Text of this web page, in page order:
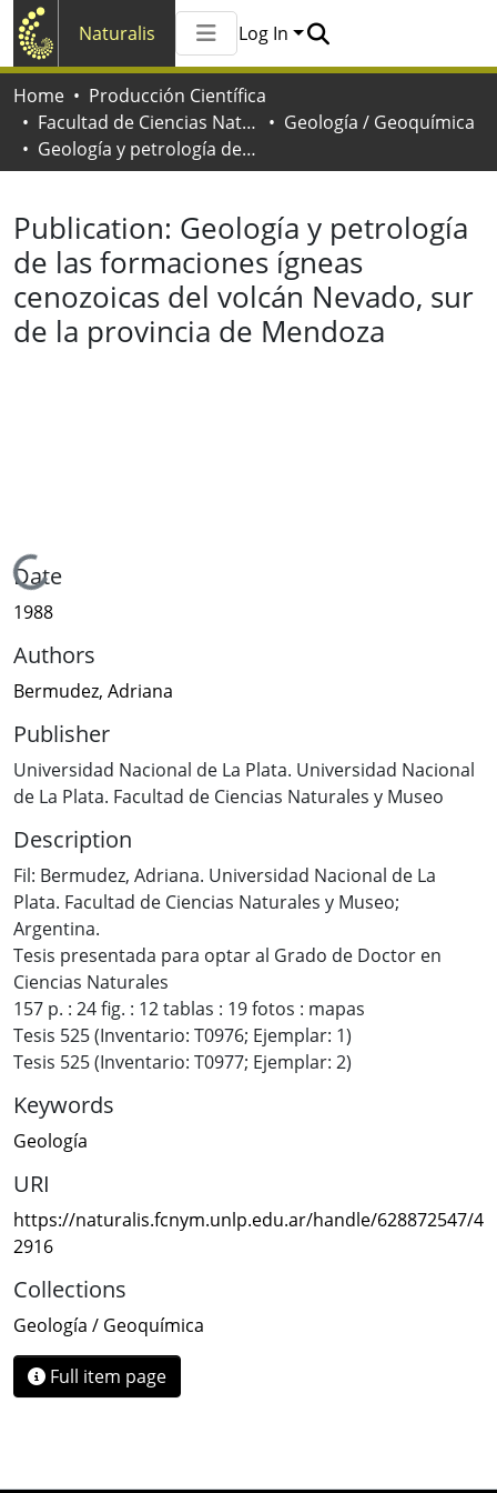
Naturalis
All of Naturalis
Log In
Home
Producción Científica
Facultad de Ciencias Naturales y Museo
Geología / Geoquímica
Geología y petrología de las formaciones ígneas cenozoicas del volcán Nevado, sur de la provincia de Mendoza
Publication: Geología y petrología
de las formaciones ígneas
cenozoicas del volcán Nevado, sur
de la provincia de Mendoza
Loading...
Date
1988
Authors
Bermudez, Adriana
Publisher
Universidad Nacional de La Plata. Universidad Nacional
de La Plata. Facultad de Ciencias Naturales y Museo
Description
Fil: Bermudez, Adriana. Universidad Nacional de La
Plata. Facultad de Ciencias Naturales y Museo;
Argentina.
Tesis presentada para optar al Grado de Doctor en
Ciencias Naturales
157 p. : 24 fig. : 12 tablas : 19 fotos : mapas
Tesis 525 (Inventario: T0976; Ejemplar: 1)
Tesis 525 (Inventario: T0977; Ejemplar: 2)
Keywords
Geología
URI
https://naturalis.fcnym.unlp.edu.ar/handle/628872547/4
2916
Collections
Geología / Geoquímica
Full item page